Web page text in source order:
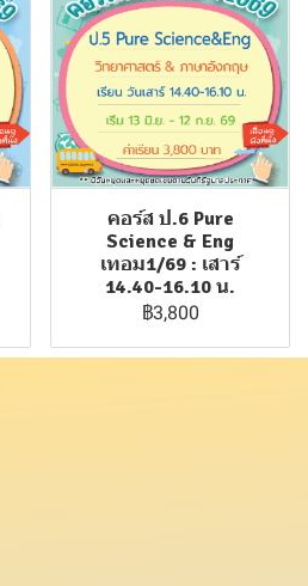
คอร์ส ป.6 Pure
Science & Eng
เทอม1/69 : เสาร์
14.40-16.10 น.
฿3,800